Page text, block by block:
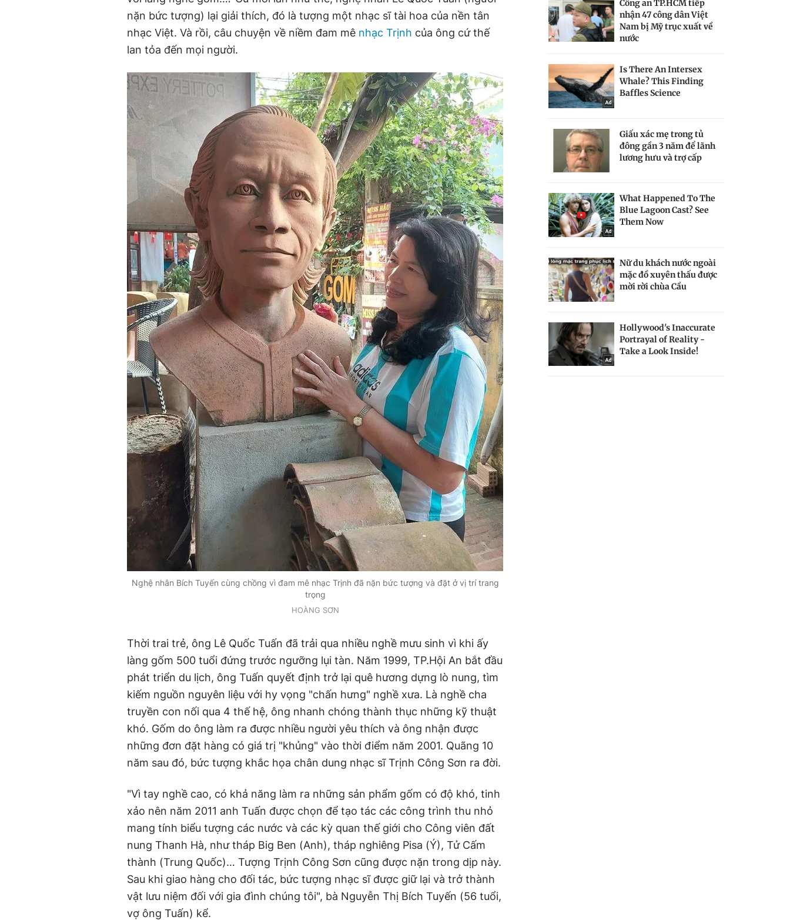
nặn bức tượng) lại giải thích, đó là tượng một nhạc sĩ tài hoa của nền tân
nhạc Việt. Và rồi, câu chuyện về niềm đam mê nhạc Trịnh của ông cứ thế
lan tỏa đến mọi người.
Nghệ nhân Bích Tuyến cùng chồng vì đam mê nhạc Trịnh đã nặn bức tượng và đặt ở vị trí trang
trọng
HOÀNG SƠN
Thời trai trẻ, ông Lê Quốc Tuấn đã trải qua nhiều nghề mưu sinh vì khi ấy
làng gốm 500 tuổi đứng trước ngưỡng lụi tàn. Năm 1999, TP.Hội An bắt đầu
phát triển du lịch, ông Tuấn quyết định trở lại quê hương dựng lò nung, tìm
kiếm nguồn nguyên liệu với hy vọng "chấn hưng" nghề xưa. Là nghề cha
truyền con nối qua 4 thế hệ, ông nhanh chóng thành thục những kỹ thuật
khó. Gốm do ông làm ra được nhiều người yêu thích và ông nhận được
những đơn đặt hàng có giá trị "khủng" vào thời điểm năm 2001. Quãng 10
năm sau đó, bức tượng khắc họa chân dung nhạc sĩ Trịnh Công Sơn ra đời.
"Vì tay nghề cao, có khả năng làm ra những sản phẩm gốm có độ khó, tinh
xảo nên năm 2011 anh Tuấn được chọn để tạo tác các công trình thu nhỏ
mang tính biểu tượng các nước và các kỳ quan thế giới cho Công viên đất
nung Thanh Hà, như tháp Big Ben (Anh), tháp nghiêng Pisa (Ý), Tử Cấm
thành (Trung Quốc)… Tượng Trịnh Công Sơn cũng được nặn trong dịp này.
Sau khi giao hàng cho đối tác, bức tượng nhạc sĩ được giữ lại và trở thành
vật lưu niệm đối với gia đình chúng tôi", bà Nguyễn Thị Bích Tuyến (56 tuổi,
vợ ông Tuấn) kể.